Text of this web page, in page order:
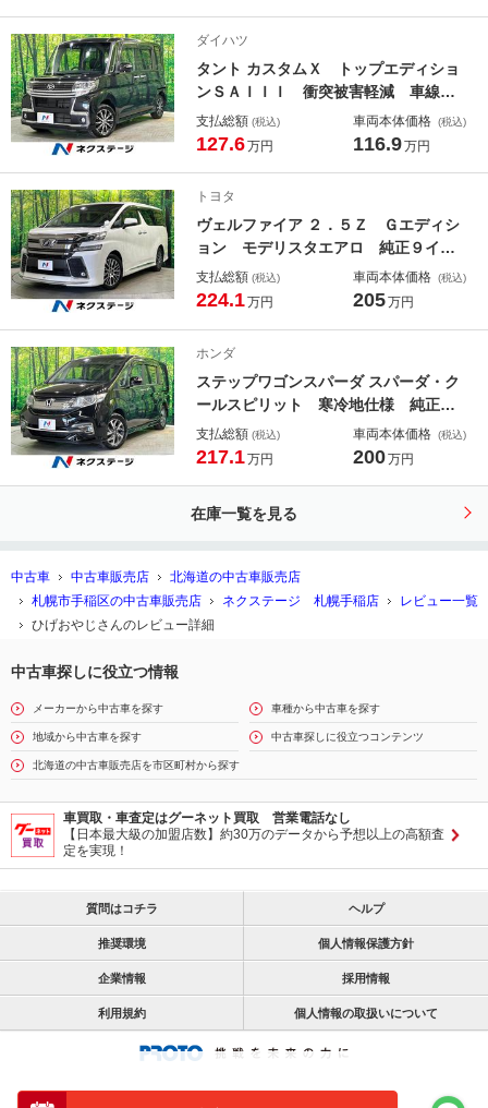
ナーミラー オットマン
ダイハツ
タント カスタムＸ トップエディショ
ンＳＡＩＩＩ 衝突被害軽減 車線逸
脱警報 純正８型ナビ バックカメ
ラ 電動スライドドア ハーフレザー
Ｂｌｕｅｔｏｏｔｈ ＣＤ／ＤＶＤ再
生
支払総額 (税込)
127.6万円
車両本体価格 (税込)
116.9万円
トヨタ
ヴェルファイア ２．５Ｚ Ｇエディシ
ョン モデリスタエアロ 純正９イン
チナビ バックカメラ Ｂｌｕｅｔｏ
ｏｔｈ レーダークルーズ クリアラ
テアリングヒーター
支払総額 (税込)
224.1万円
車両本体価格 (税込)
205万円
ホンダ
ステップワゴンスパーダ スパーダ・ク
ールスピリット 寒冷地仕様 純正ナ
ビ バックカメラ 後席モニター 両
側電動スライド クルーズコントロー
／ヒーター スマートキー
支払総額 (税込)
217.1万円
車両本体価格 (税込)
200万円
在庫一覧を見る
中古車 中古車販売店
北海道の中古車販売店
札幌市手稲区の中古車販売店
ネクステージ 札幌手稲店
レビュー一覧
ひげおやじさんのレビュー詳細
中古車探しに役立つ情報
メーカーから中古車を探す 車種から中古車を探す
地域から中古車を探す 中古車探しに役立つコンテンツ
北海道の中古車販売店を市区町村から探す
車買取・車査定はグーネット買取 営業電話なし
【日本最大級の加盟店数】約30万のデータから予想以上の高額査
定を実現！
質問はコチラ ヘルプ
推奨環境 個人情報保護方針
企業情報 採用情報
利用規約 個人情報の取扱いについて